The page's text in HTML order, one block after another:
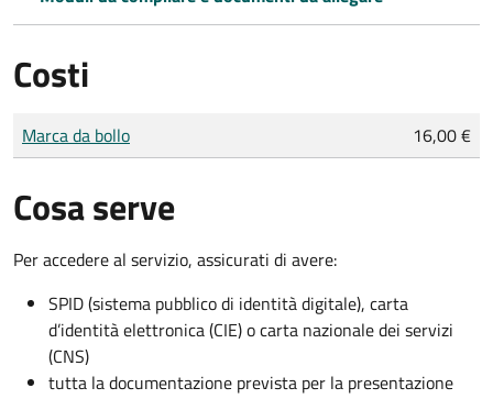
Costi
Tipo di pagamento
Importo
Marca da bollo 16,00 €
Cosa serve
Per accedere al servizio, assicurati di avere:
SPID (sistema pubblico di identità digitale), carta
d’identità elettronica (CIE) o carta nazionale dei servizi
(CNS)
tutta la documentazione prevista per la presentazione